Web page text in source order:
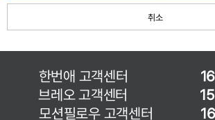
취소
한번애 고객센터
브레오 고객센터
모션필로우 고객센터